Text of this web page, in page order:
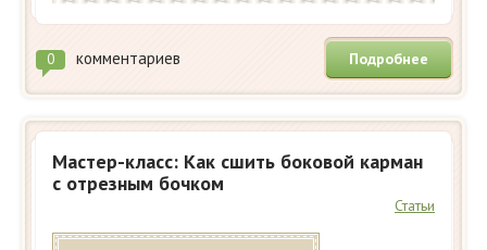
0 комментариев Подробнее
Мастер-класс: Как сшить боковой карман
с отрезным бочком
Статьи